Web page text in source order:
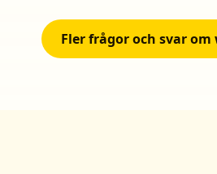
Fler frågor och svar